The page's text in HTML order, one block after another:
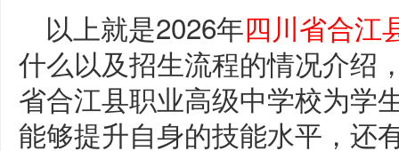
以上就是2026年四川省合江
什么以及招生流程的情况介绍
省合江县职业高级中学校为学
能够提升自身的技能水平，还